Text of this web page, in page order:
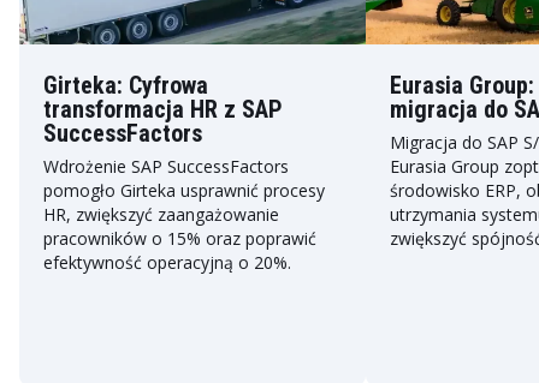
Girteka: Cyfrowa
transformacja HR z SAP
SuccessFactors
Wdrożenie SAP SuccessFactors
pomogło Girteka usprawnić procesy
HR, zwiększyć zaangażowanie
pracowników o 15% oraz poprawić
efektywność operacyjną o 20%.
Eurasia
migracja do
Migracja do SAP
Eurasia Group
środowisko ERP,
utrzymania
zwiększyć